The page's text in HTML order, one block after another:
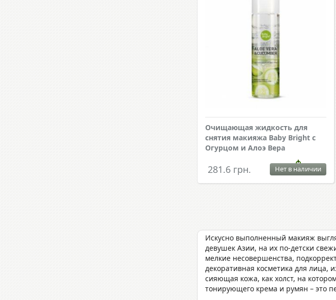
Очищающая жидкость для
снятия макияжа Baby Bright с
Огурцом и Алоэ Вера
281.6 грн. Нет в наличии
Искусно выполненный макияж
девушек Азии, на их по-детски
мелкие несовершенства,
декоративная косметика для лица,
сияющая кожа, как холст, на
тонирующего крема и румян – это